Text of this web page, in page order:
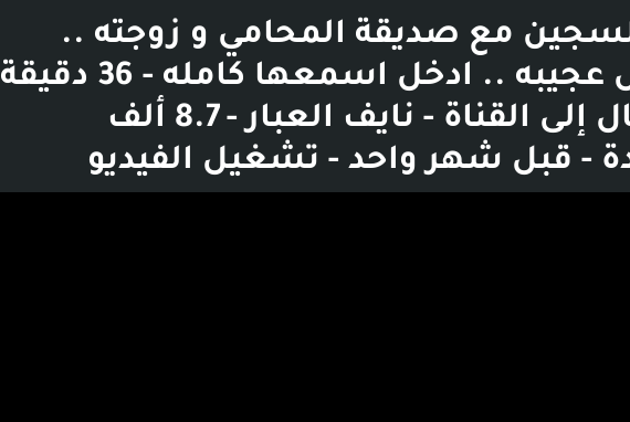
مع صديقة المحامي و زوجته ..
تفاصيل عجيبه .. ادخل اسمعها كامله - 36 دقيقة
- الانتقال إلى القناة - نايف العبار - 8.7 ألف
- قبل شهر واحد - تشغيل الفيديو